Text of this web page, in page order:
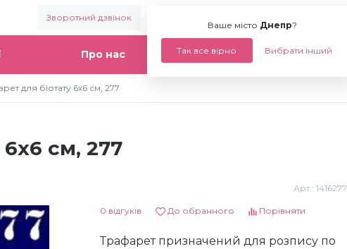
Зворотний дзвінок
Ваше місто Днепр?
Так все вірно Вибрати інший
Про нас Статті Опт
для біотату 6х6 см, 277
см, 277
Арт.: 1416277
0 відгуків До обранного Порівняти
Трафарет призначений для розпису по